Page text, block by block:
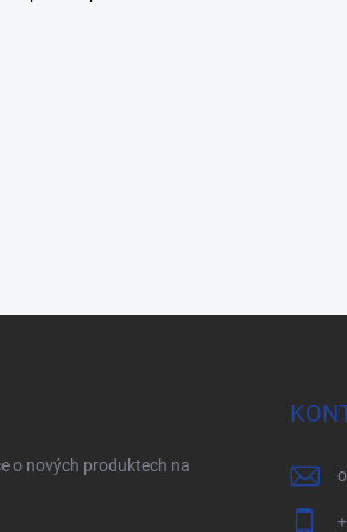
o nových produktech na